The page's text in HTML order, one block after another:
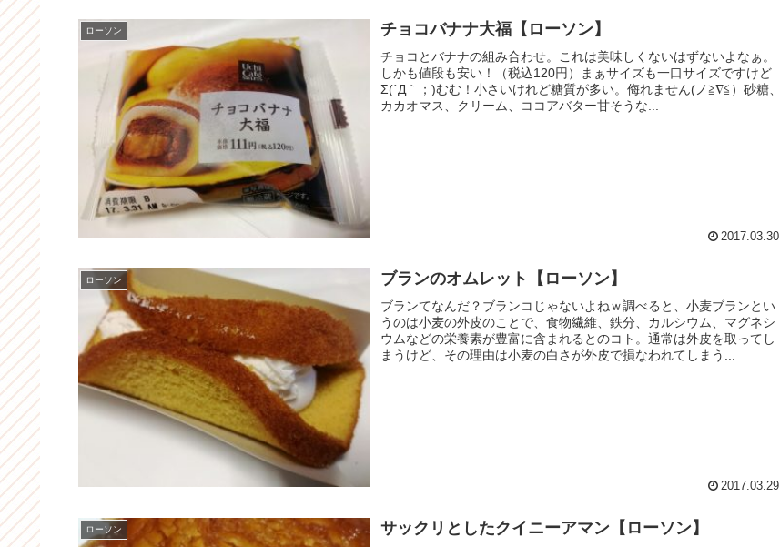
ローソン チョコバナナ大福【ローソン】
チョコとバナナの組み合わせ。これは美味しくないはずないよなぁ。
しかも値段も安い！（税込120円）まぁサイズも一口サイズですけど
Σ(´Д｀；)むむ！小さいけれど糖質が多い。侮れません(ノ≧∇≦）砂糖、
カカオマス、クリーム、ココアバター甘そうな...
2017.03.30
ローソン ブランのオムレット【ローソン】
ブランてなんだ？ブランコじゃないよねｗ調べると、小麦ブランとい
うのは小麦の外皮のことで、食物繊維、鉄分、カルシウム、マグネシ
ウムなどの栄養素が豊富に含まれるとのコト。通常は外皮を取ってし
まうけど、その理由は小麦の白さが外皮で損なわれてしまう...
2017.03.29
ローソン サックリとしたクイニーアマン【ローソン】